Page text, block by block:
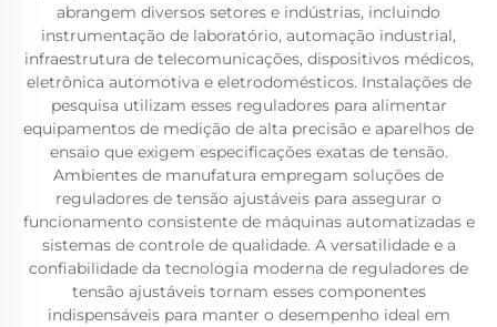
abrangem diversos setores e indústrias, incluindo
instrumentação de laboratório, automação industrial,
infraestrutura de telecomunicações, dispositivos médicos,
eletrônica automotiva e eletrodomésticos. Instalações de
pesquisa utilizam esses reguladores para alimentar
equipamentos de medição de alta precisão e aparelhos de
ensaio que exigem especificações exatas de tensão.
Ambientes de manufatura empregam soluções de
reguladores de tensão ajustáveis para assegurar o
funcionamento consistente de máquinas automatizadas e
sistemas de controle de qualidade. A versatilidade e a
confiabilidade da tecnologia moderna de reguladores de
tensão ajustáveis tornam esses componentes
indispensáveis para manter o desempenho ideal em